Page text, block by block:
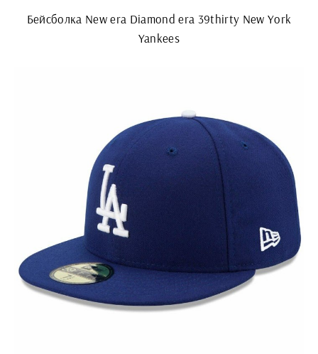
Бейсболка New era Diamond era 39thirty New York
Yankees